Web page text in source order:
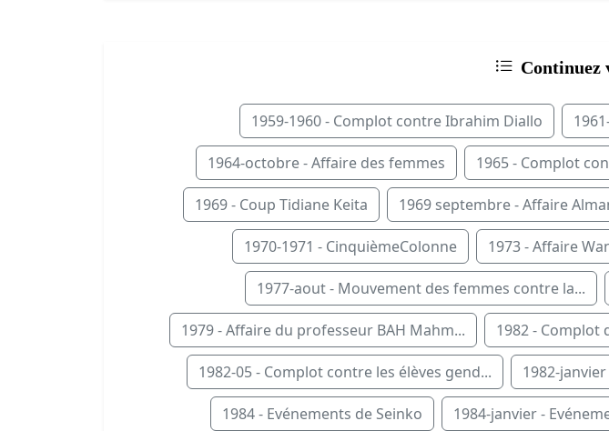
Continuez
1959-1960 - Complot contre Ibrahim Diallo
1964-octobre - Affaire des femmes 1965 - Complot
1969 - Coup Tidiane Keita 1969 septembre - Affaire
1970-1971 - CinquièmeColonne 1973 - Affaire
1977-aout - Mouvement des femmes contre la...
1979 - Affaire du professeur BAH Mahm... 1982 - Complot
1982-05 - Complot contre les élèves gend... 1982-
1984 - Evénements de Seinko 1984-janvier -